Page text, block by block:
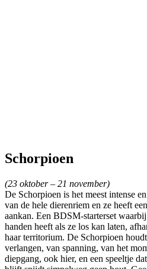
Schorpioen
(23 oktober – 21 november)
De Schorpioen is het meest intense
van de hele dierenriem en ze heeft
aankan. Een BDSM-starterset
handen heeft als ze los kan laten,
haar territorium. De Schorpioen
verlangen, van spanning, van het
diepgang, ook hier, en een speeltje